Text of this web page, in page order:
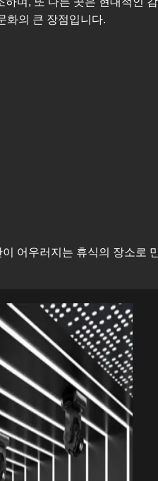
화의 큰 장점입니다.
어우러지는 휴식의 장소로